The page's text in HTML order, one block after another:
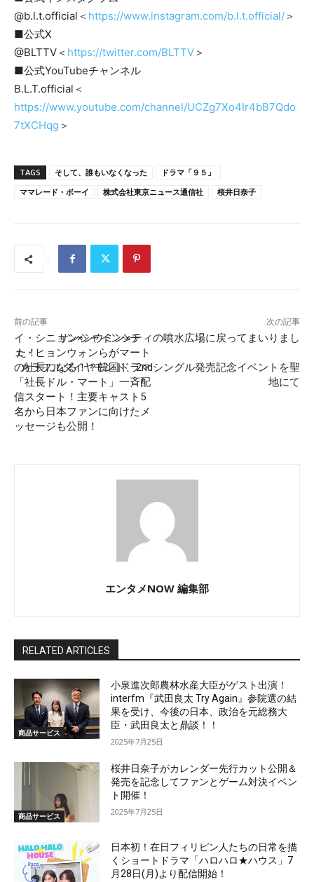
@b.l.t.official＜ https://www.instagram.com/b.l.t.official/＞
■公式X
@BLTTV＜ https://twitter.com/BLTTV＞
■公式YouTubeチャンネル
B.L.T.official＜
https://www.youtube.com/channel/UCZg7Xo4Ir4bB7Qdo
7tXCHqg ＞
TAGS そして、誰もいなくなった
ドラマ「９５」
ママレード・ボーイ
株式会社東京ニュース通信社 桜井日奈子
前の記事
イ・シニョン×シウミン×チ
ェ・ヒョンウォンらがマート
の社長になる！？韓国ドラマ
「社長ドル・マート」一斉配
信スタート！主要キャスト5
名から日本ファンに向けたメ
ッセージも公開！
次の記事
サンシャインシティの噴水広場に戻ってまいりまし
た！
カラフルダイヤモンド、2ndシングル発売記念イベントを聖
地にて
エンタメNOW 編集部
RELATED ARTICLES
商品サービス
小泉進次郎農林水産大臣がゲスト出演！
interfm『武田良太 Try Again』参院選の結
果を受け、今後の日本、政治を元総務大
臣・武田良太と鼎談！！
2025年7月25日
商品サービス
桜井日奈子がカレンダー先行カット公開＆
発売を記念してファンとゲーム対決イベン
ト開催！
2025年7月25日
日本初！在日フィリピン人たちの日常を描
くショートドラマ「ハロハロ★ハウス」7
月28日(月)より配信開始！